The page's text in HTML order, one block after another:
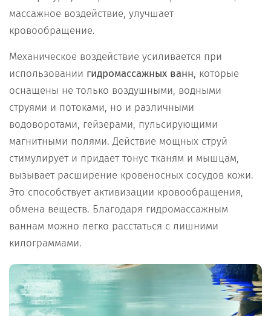
массажное воздействие, улучшает
кровообращение.
Механическое воздействие усиливается при
использовании гидромассажных ванн, которые
оснащены не только воздушными, водными
струями и потоками, но и различными
водоворотами, гейзерами, пульсирующими
магнитными полями. Действие мощных струй
стимулирует и придает тонус тканям и мышцам,
вызывает расширение кровеносных сосудов кожи.
Это способствует активизации кровообращения,
обмена веществ. Благодаря гидромассажным
ваннам можно легко расстаться с лишними
килограммами.